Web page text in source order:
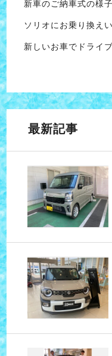
新車のご納車式の様
ソリオにお乗り換え
新しいお車でドライ
最新記事